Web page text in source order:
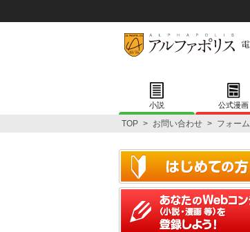
小説 公式漫画
TOP > お問い合わせ > フォーム